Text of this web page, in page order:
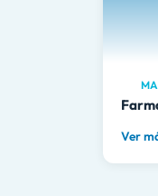
Ver